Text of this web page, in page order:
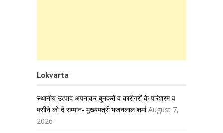
Lokvarta
स्थानीय उत्पाद अपनाकर बुनकरों व कारीगरों के परिश्रम व
पसीने को दें सम्मान- मुख्यमंत्री भजनलाल शर्मा August 7,
2026